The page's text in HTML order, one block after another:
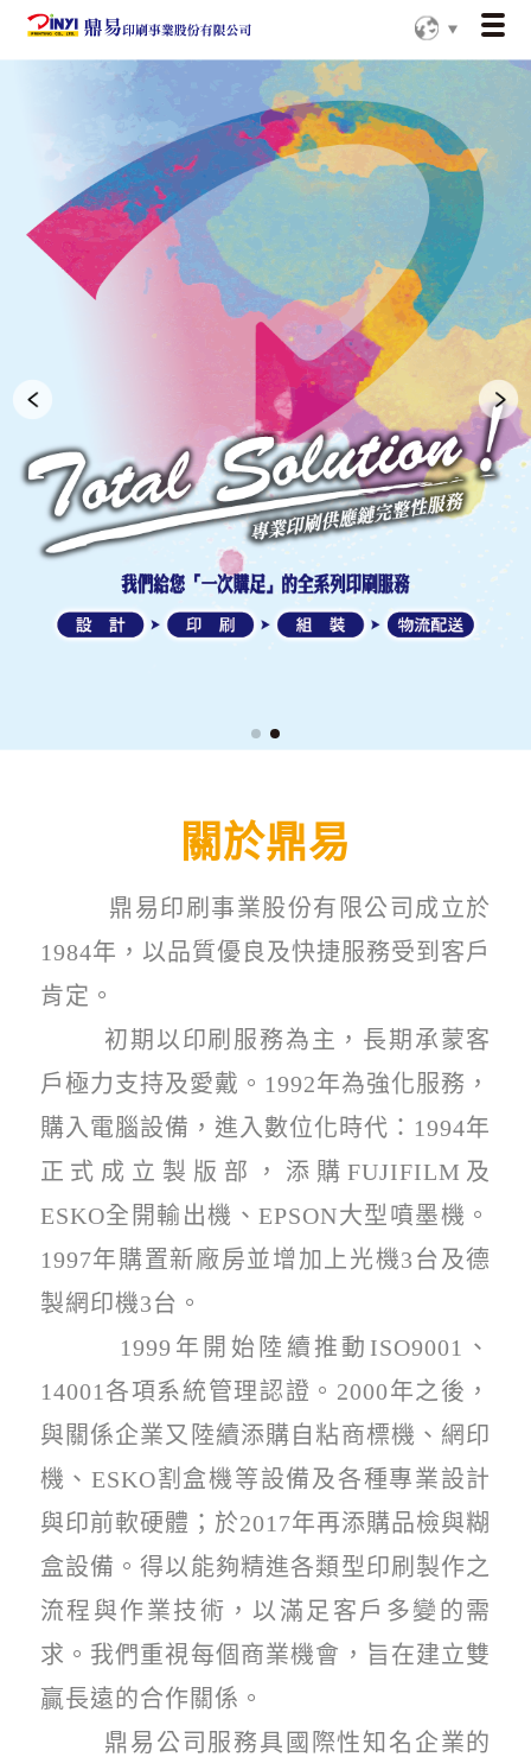
關於鼎易
鼎易印刷事業股份有限公司成立於
1984年，以品質優良及快捷服務受到客戶
肯定。
初期以印刷服務為主，長期承蒙客
戶極力支持及愛戴。 1992年為強化服務，
購入電腦設備，進入數位化時代： 1994年
正式成立製版部，添購 FUJIFILM 及
ESKO全開輸出機、EPSON大型噴墨機。
1997年購置新廠房並增加上光機3 台及德
製網印機3台。
1999 年開始陸續推動 ISO9001
、
14001 各項系統管理認證。 2000年之後，
與關係企業又陸續添購自粘商標機、網印
機、ESKO割盒機等設備及各種專業設計
與印前軟硬體；於2017年再添購品檢與糊
盒設備。得以能夠精進各類型印刷製作之
流程與作業技術，以滿足客戶多變的需
求。我們重視每個商業機會，旨在建立雙
贏長遠的合作關係。
鼎易公司服務具國際性知名企業的